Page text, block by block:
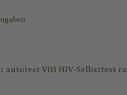
VIH HIV-Selbsttest